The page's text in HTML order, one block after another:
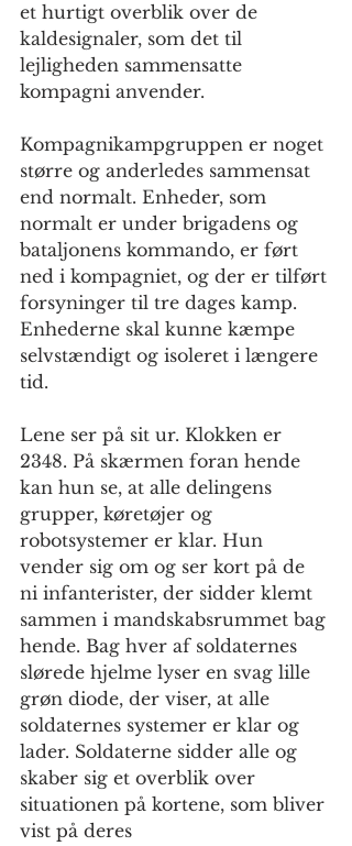
et hurtigt overblik over de
kaldesignaler, som det til
lejligheden sammensatte
kompagni anvender.
Kompagnikampgruppen er noget
større og anderledes sammensat
end normalt. Enheder, som
normalt er under brigadens og
bataljonens kommando, er ført
ned i kompagniet, og der er tilført
forsyninger til tre dages kamp.
Enhederne skal kunne kæmpe
selvstændigt og isoleret i længere
tid.
Lene ser på sit ur. Klokken er
2348. På skærmen foran hende
kan hun se, at alle delingens
grupper, køretøjer og
robotsystemer er klar. Hun
vender sig om og ser kort på de
ni infanterister, der sidder klemt
sammen i mandskabsrummet bag
hende. Bag hver af soldaternes
slørede hjelme lyser en svag lille
grøn diode, der viser, at alle
soldaternes systemer er klar og
lader. Soldaterne sidder alle og
skaber sig et overblik over
situationen på kortene, som bliver
vist på deres